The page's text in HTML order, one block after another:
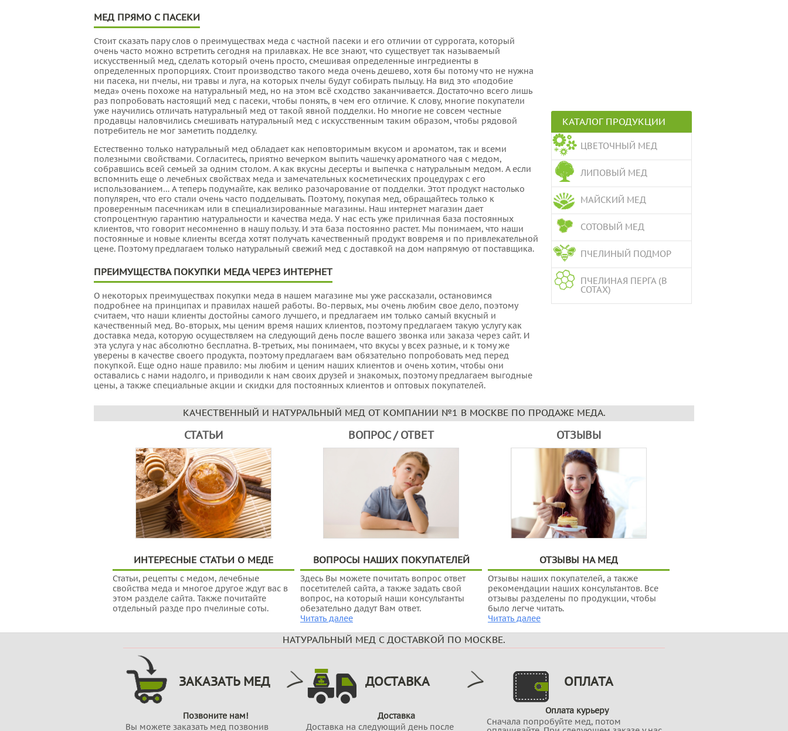
МЕД ПРЯМО С ПАСЕКИ
Стоит сказать пару слов о преимуществах меда с частной пасеки и его отличии от суррогата, который
очень часто можно встретить сегодня на прилавках. Не все знают, что существует так называемый
искусственный мед, сделать который очень просто, смешивая определенные ингредиенты в
определенных пропорциях. Стоит производство такого меда очень дешево, хотя бы потому что не нужна
ни пасека, ни пчелы, ни травы и луга, на которых пчелы будут собирать пыльцу. На вид это «подобие
меда» очень похоже на натуральный мед, но на этом всё сходство заканчивается. Достаточно всего лишь
раз попробовать настоящий мед с пасеки, чтобы понять, в чем его отличие. К слову, многие покупатели
уже научились отличать натуральный мед от такой явной подделки. Но многие не совсем честные
продавцы наловчились смешивать натуральный мед с искусственным таким образом, чтобы рядовой
потребитель не мог заметить подделку.
Естественно только натуральный мед обладает как неповторимым вкусом и ароматом, так и всеми
полезными свойствами. Согласитесь, приятно вечерком выпить чашечку ароматного чая с медом,
собравшись всей семьей за одним столом. А как вкусны десерты и выпечка с натуральным медом. А если
вспомнить еще о лечебных свойствах меда и замечательных косметических процедурах с его
использованием… А теперь подумайте, как велико разочарование от подделки. Этот продукт настолько
популярен, что его стали очень часто подделывать. Поэтому, покупая мед, обращайтесь только к
проверенным пасечникам или в специализированные магазины. Наш интернет магазин дает
стопроцентную гарантию натуральности и качества меда. У нас есть уже приличная база постоянных
клиентов, что говорит несомненно в нашу пользу. И эта база постоянно растет. Мы понимаем, что наши
постоянные и новые клиенты всегда хотят получать качественный продукт вовремя и по привлекательной
цене. Поэтому предлагаем только натуральный свежий мед с доставкой на дом напрямую от поставщика.
ПРЕИМУЩЕСТВА ПОКУПКИ МЕДА ЧЕРЕЗ ИНТЕРНЕТ
О некоторых преимуществах покупки меда в нашем магазине мы уже рассказали, остановимся
подробнее на принципах и правилах нашей работы. Во-первых, мы очень любим свое дело, поэтому
считаем, что наши клиенты достойны самого лучшего, и предлагаем им только самый вкусный и
качественный мед. Во-вторых, мы ценим время наших клиентов, поэтому предлагаем такую услугу как
доставка меда, которую осуществляем на следующий день после вашего звонка или заказа через сайт. И
эта услуга у нас абсолютно бесплатна. В-третьих, мы понимаем, что вкусы у всех разные, и к тому же
уверены в качестве своего продукта, поэтому предлагаем вам обязательно попробовать мед перед
покупкой. Еще одно наше правило: мы любим и ценим наших клиентов и очень хотим, чтобы они
оставались с нами надолго, и приводили к нам своих друзей и знакомых, поэтому предлагаем выгодные
цены, а также специальные акции и скидки для постоянных клиентов и оптовых покупателей.
КАТАЛОГ ПРОДУКЦИИ
ЦВЕТОЧНЫЙ МЕД
ЛИПОВЫЙ МЕД
МАЙСКИЙ МЕД
СОТОВЫЙ МЕД
ПЧЕЛИНЫЙ ПОДМОР
ПЧЕЛИНАЯ ПЕРГА (В
СОТАХ)
КАЧЕСТВЕННЫЙ И НАТУРАЛЬНЫЙ МЕД ОТ КОМПАНИИ №1 В МОСКВЕ ПО ПРОДАЖЕ МЕДА.
СТАТЬИ
ИНТЕРЕСНЫЕ СТАТЬИ О МЕДЕ
Статьи, рецепты с медом, лечебные
свойства меда и многое другое ждут вас в
этом разделе сайта. Также почитайте
отдельный разде про пчелиные соты.
ВОПРОС / ОТВЕТ
ВОПРОСЫ НАШИХ ПОКУПАТЕЛЕЙ
Здесь Вы можете почитать вопрос ответ
посетителей сайта, а также задать свой
вопрос, на который наши консультанты
обезательно дадут Вам ответ.
Читать далее
ОТЗЫВЫ
ОТЗЫВЫ НА МЕД
Отзывы наших покупателей, а также
рекомендации наших консультантов. Все
отзывы разделены по продукции, чтобы
было легче читать.
Читать далее
НАТУРАЛЬНЫЙ МЕД С ДОСТАВКОЙ ПО МОСКВЕ.
ЗАКАЗАТЬ МЕД
Позвоните нам!
Вы можете заказать мед позвонив
ДОСТАВКА
Доставка
Доставка на следующий день после
ОПЛАТА
Оплата курьеру
Сначала попробуйте мед, потом